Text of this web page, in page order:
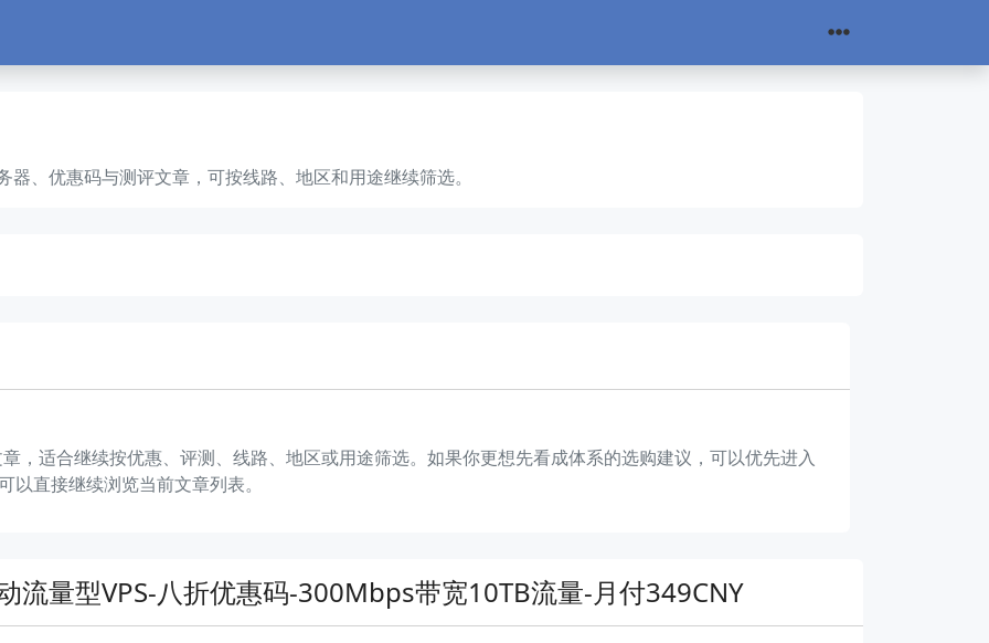
、优惠码与测评文章，可按线路、地区和用途继续筛选。
，适合继续按优惠、评测、线路、地区或用途筛选。如果你更想先看成体系的选购建议，可以优先进入
直接继续浏览当前文章列表。
流量型VPS-八折优惠码-300Mbps带宽10TB流量-月付349CNY